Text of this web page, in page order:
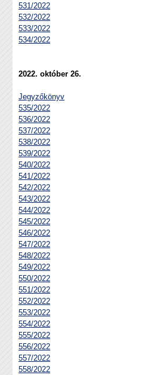
531/2022
532/2022
533/2022
534/2022
2022. október 26.
Jegyzőkönyv
535/2022
536/2022
537/2022
538/2022
539/2022
540/2022
541/2022
542/2022
543/2022
544/2022
545/2022
546/2022
547/2022
548/2022
549/2022
550/2022
551/2022
552/2022
553/2022
554/2022
555/2022
556/2022
557/2022
558/2022